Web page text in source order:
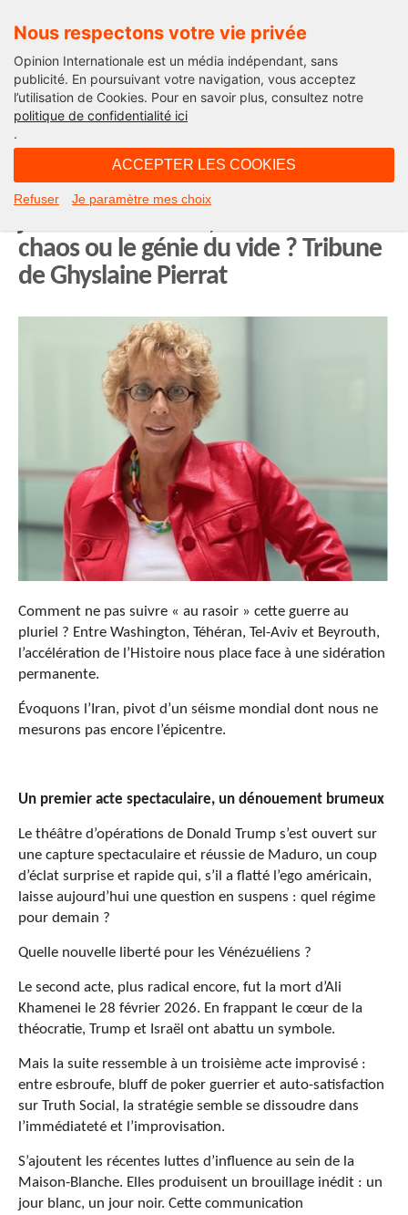
Nous respectons votre vie privée
Opinion Internationale est un média indépendant, sans
publicité. En poursuivant votre navigation, vous acceptez
l’utilisation de Cookies. Pour en savoir plus, consultez notre
politique de confidentialité ici
.
ACCEPTER LES COOKIES
Refuser Je paramètre mes choix
Edito
Donald Trump et la « Guerre des 75
chaos ou le génie du vide ? Tribune
de Ghyslaine Pierrat
Comment ne pas suivre « au rasoir » cette guerre au
pluriel ? Entre Washington, Téhéran, Tel-Aviv et Beyrouth,
l’accélération de l’Histoire nous place face à une sidération
permanente.
Évoquons l’Iran, pivot d’un séisme mondial dont nous ne
mesurons pas encore l’épicentre.
Un premier acte spectaculaire, un dénouement brumeux
Le théâtre d’opérations de Donald Trump s’est ouvert sur
une capture spectaculaire et réussie de Maduro, un coup
d’éclat surprise et rapide qui, s’il a flatté l’ego américain,
laisse aujourd’hui une question en suspens : quel régime
pour demain ?
Quelle nouvelle liberté pour les Vénézuéliens ?
Le second acte, plus radical encore, fut la mort d’Ali
Khamenei le 28 février 2026. En frappant le cœur de la
théocratie, Trump et Israël ont abattu un symbole.
Mais la suite ressemble à un troisième acte improvisé :
entre esbroufe, bluff de poker guerrier et auto-satisfaction
sur Truth Social, la stratégie semble se dissoudre dans
l’immédiateté et l’improvisation.
S’ajoutent les récentes luttes d’influence au sein de la
Maison-Blanche. Elles produisent un brouillage inédit : un
jour blanc, un jour noir. Cette communication